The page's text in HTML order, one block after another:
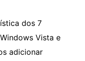
dos 7
Vista e
adicionar